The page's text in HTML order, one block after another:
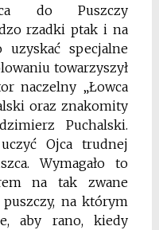
do Puszczy
rzadki ptak i na
uzyskać specjalne
towarzyszył
naczelny „Łowca
oraz znakomity
Puchalski.
Ojca trudnej
Wymagało to
na tak zwane
na którym
aby rano, kiedy